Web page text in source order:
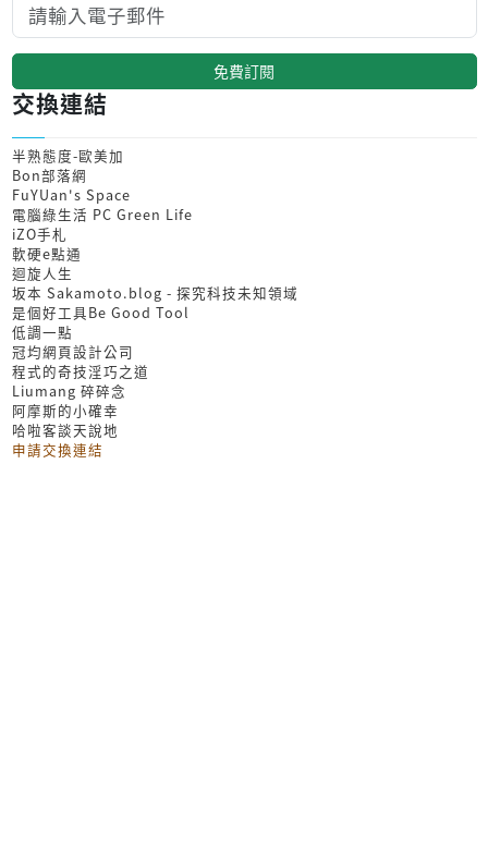
免費訂閱
交換連結
半熟態度-歐美加
Bon部落網
FuYUan's Space
電腦綠生活 PC Green Life
iZO手札
軟硬e點通
迴旋人生
坂本 Sakamoto.blog - 探究科技未知領域
是個好工具Be Good Tool
低調一點
冠均網頁設計公司
程式的奇技淫巧之道
Liumang 碎碎念
阿摩斯的小確幸
哈啦客談天說地
申請交換連結